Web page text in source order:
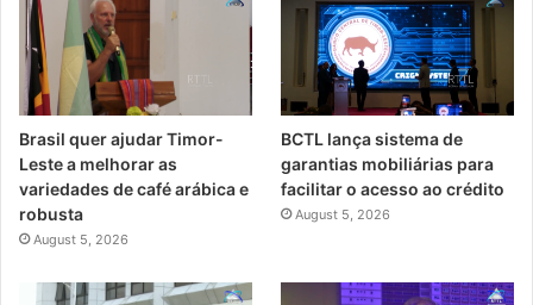
Brasil quer ajudar Timor-
Leste a melhorar as
variedades de café arábica e
robusta
August 5, 2026
BCTL lança sistema de
garantias mobiliárias para
facilitar o acesso ao crédito
August 5, 2026